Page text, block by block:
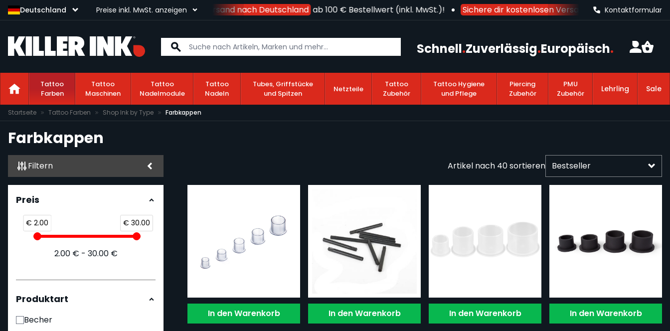
Deutschland Preise inkl. MwSt. anzeigen
Sichere dir kostenlosen Versand nach Deutschlandab 100 € Bestellwert (inkl. MwSt.)! Sichere dir kostenlosen Versand nach Deutschlandab
Kontaktformular
Schnell.Zuverlässig.Europäisch.
Tattoo
Farben
Tattoo
Maschinen
Tattoo
Nadelmodule
Tattoo
Nadeln
Tubes, Griffstücke
und Spitzen
Netzteile
Tattoo
Zubehör
Tattoo Hygiene
und Pflege
Piercing
Zubehör
PMU
Zubehör
Lehrling Sale
Zum Inhalt springen
Startseite Tattoo Farben Shop Ink by Type Farbkappen
Farbkappen
Filtern
Preis
€ 2.00 € 30.00
2.00 € - 30.00 €
Produktart
Becher
Artikel nach 40sortieren
In den Warenkorb In den Warenkorb In den Warenkorb In den Warenkorb